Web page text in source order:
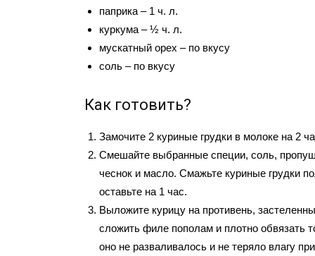
паприка – 1 ч. л.
куркума – ½ ч. л.
мускатный орех – по вкусу
соль – по вкусу
Как готовить?
Замочите 2 куриные грудки в молоке на 2
Смешайте выбранные специи, соль,
чеснок и масло. Смажьте куриные грудки
оставьте на 1 час.
Выложите курицу на противень,
сложить филе пополам и плотно обвязать
оно не разваливалось и не теряло влагу